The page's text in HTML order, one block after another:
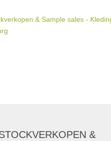
& Sample sales -
&